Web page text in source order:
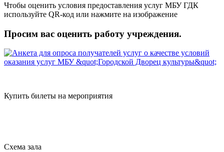
Чтобы оценить условия предоставления услуг МБУ ГДК
используйте QR-код или нажмите на изображение
Просим вас оценить работу учреждения.
Купить билеты на мероприятия
Схема зала